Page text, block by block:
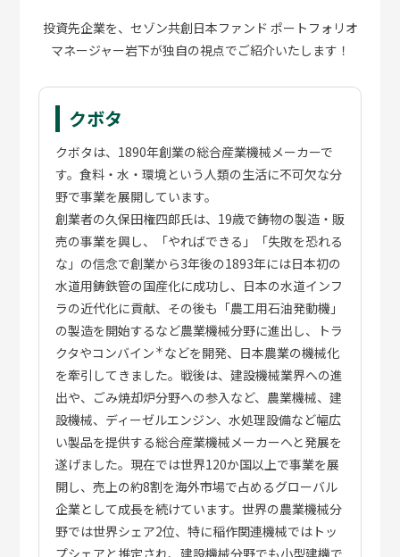
5年目に入ったセゾン共創日本ファンドに、引き続きご期
待ください。
気持ちの変化
「大きな問題はなさそう！」とわかり、大きな
行動の変化
保険の一部をさっそく見直し、改善しました。
っきり可視化できました。
これからやってみたいこと
こどもNISAがスタートしたら活用したい！とい
う新たな目標ができました。
相談室を利用してよかったと思うこと
自分のお金の現状がクリアになった
保険や住宅ローンの見直しなど実際の行動につ
ながった
新しい制度（こどもNISAなど）を知り、将来へ
の準備が進んだ
どんな質問にもやさしく答えてくれるので、気軽
に何でも相談できた
全体の感想
相談はお金の話だけでなく、家族や住んでいる地域
投資先企業を、セゾン共創日本ファンド ポートフォリオ
マネージャー岩下が独自の視点でご紹介いたします！
クボタ
クボタは、1890年創業の総合産業機械メーカーで
す。食料・水・環境という人類の生活に不可欠な分
野で事業を展開しています。
創業者の久保田権四郎氏は、19歳で鋳物の製造・販
売の事業を興し、「やればできる」「失敗を恐れる
な」の信念で創業から3年後の1893年には日本初の
水道用鋳鉄管の国産化に成功し、日本の水道インフ
ラの近代化に貢献、その後も「農工用石油発動機」
の製造を開始するなど農業機械分野に進出し、トラ
クタやコンバイン ＊ などを開発、日本農業の機械化
を牽引してきました。戦後は、建設機械業界への進
出や、ごみ焼却炉分野への参入など、農業機械、建
設機械、ディーゼルエンジン、水処理設備など幅広
い製品を提供する総合産業機械メーカーへと発展を
遂げました。現在では世界120か国以上で事業を展
開し、売上の約8割を海外市場で占めるグローバル
企業として成長を続けています。世界の農業機械分
野では世界シェア2位、特に稲作関連機械ではトッ